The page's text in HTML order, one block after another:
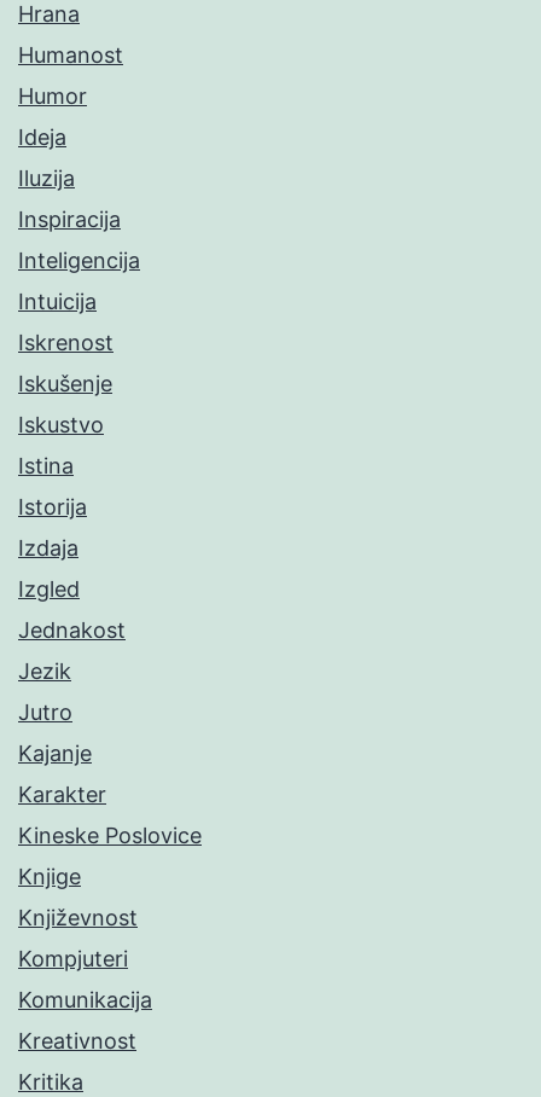
Hrana
Humanost
Humor
Ideja
Iluzija
Inspiracija
Inteligencija
Intuicija
Iskrenost
Iskušenje
Iskustvo
Istina
Istorija
Izdaja
Izgled
Jednakost
Jezik
Jutro
Kajanje
Karakter
Kineske Poslovice
Knjige
Književnost
Kompjuteri
Komunikacija
Kreativnost
Kritika